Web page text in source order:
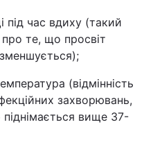
під час вдиху (такий
те, що просвіт
(відмінність
захворювань,
вище 37-